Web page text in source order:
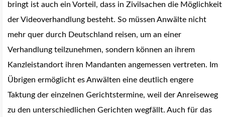
bringt ist auch ein Vorteil, dass in Zivilsachen die Möglichkeit
der Videoverhandlung besteht. So müssen Anwälte nicht
mehr quer durch Deutschland reisen, um an einer
Verhandlung teilzunehmen, sondern können an ihrem
Kanzleistandort ihren Mandanten angemessen vertreten. Im
Übrigen ermöglicht es Anwälten eine deutlich engere
Taktung der einzelnen Gerichtstermine, weil der Anreiseweg
zu den unterschiedlichen Gerichten wegfällt. Auch für das